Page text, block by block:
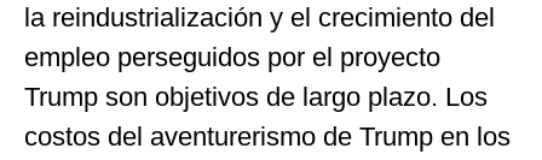
la reindustrialización y el crecimiento del
empleo perseguidos por el proyecto
Trump son objetivos de largo plazo. Los
costos del aventurerismo de Trump en los